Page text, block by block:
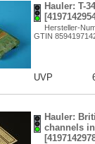
Hauler: T-
Hersteller-
GTIN
UVP
Hauler:
channels